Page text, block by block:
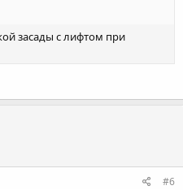
засады с лифтом при
#6